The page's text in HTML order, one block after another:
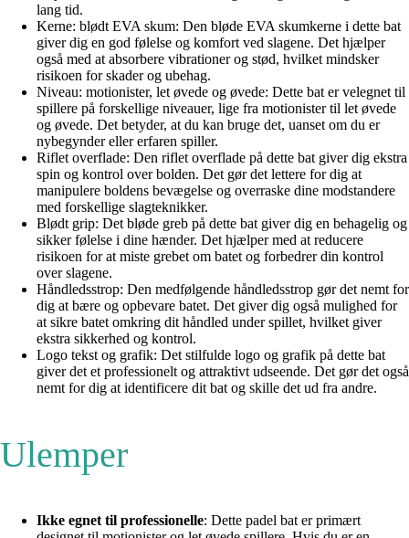
lang tid.
Kerne: blødt EVA skum: Den bløde EVA skumkerne i dette bat
giver dig en god følelse og komfort ved slagene. Det hjælper
også med at absorbere vibrationer og stød, hvilket mindsker
risikoen for skader og ubehag.
Niveau: motionister, let øvede og øvede: Dette bat er velegnet til
spillere på forskellige niveauer, lige fra motionister til let øvede
og øvede. Det betyder, at du kan bruge det, uanset om du er
nybegynder eller erfaren spiller.
Riflet overflade: Den riflet overflade på dette bat giver dig ekstra
spin og kontrol over bolden. Det gør det lettere for dig at
manipulere boldens bevægelse og overraske dine modstandere
med forskellige slagteknikker.
Blødt grip: Det bløde greb på dette bat giver dig en behagelig og
sikker følelse i dine hænder. Det hjælper med at reducere
risikoen for at miste grebet om batet og forbedrer din kontrol
over slagene.
Håndledsstrop: Den medfølgende håndledsstrop gør det nemt for
dig at bære og opbevare batet. Det giver dig også mulighed for
at sikre batet omkring dit håndled under spillet, hvilket giver
ekstra sikkerhed og kontrol.
Logo tekst og grafik: Det stilfulde logo og grafik på dette bat
giver det et professionelt og attraktivt udseende. Det gør det også
nemt for dig at identificere dit bat og skille det ud fra andre.
Ulemper
Ikke egnet til professionelle: Dette padel bat er primært